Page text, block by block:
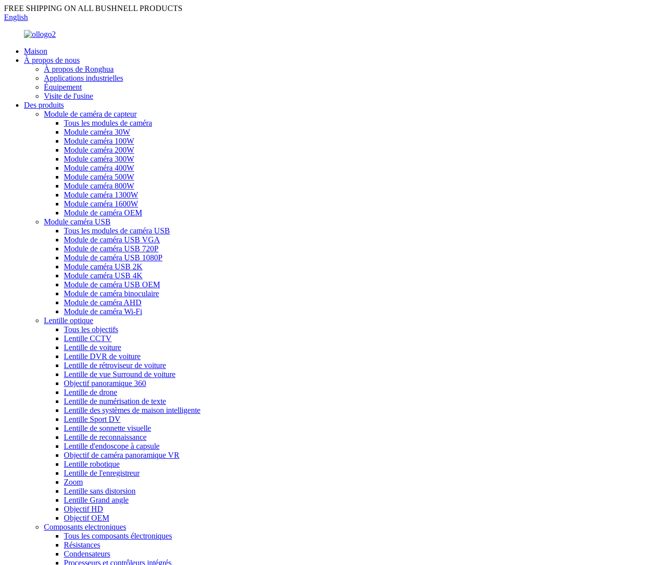
FREE SHIPPING ON ALL BUSHNELL PRODUCTS
English
Maison
À propos de nous
À propos de Ronghua
Applications industrielles
Équipement
Visite de l'usine
Des produits
Module de caméra de capteur
Tous les modules de caméra
Module caméra 30W
Module caméra 100W
Module caméra 200W
Module caméra 300W
Module caméra 400W
Module caméra 500W
Module caméra 800W
Module caméra 1300W
Module caméra 1600W
Module de caméra OEM
Module caméra USB
Tous les modules de caméra USB
Module de caméra USB VGA
Module de caméra USB 720P
Module de caméra USB 1080P
Module caméra USB 2K
Module caméra USB 4K
Module de caméra USB OEM
Module de caméra binoculaire
Module de caméra AHD
Module de caméra Wi-Fi
Lentille optique
Tous les objectifs
Lentille CCTV
Lentille de voiture
Lentille DVR de voiture
Lentille de rétroviseur de voiture
Lentille de vue Surround de voiture
Objectif panoramique 360
Lentille de drone
Lentille de numérisation de texte
Lentille des systèmes de maison intelligente
Lentille Sport DV
Lentille de sonnette visuelle
Lentille de reconnaissance
Lentille d'endoscope à capsule
Objectif de caméra panoramique VR
Lentille robotique
Lentille de l'enregistreur
Zoom
Lentille sans distorsion
Lentille Grand angle
Objectif HD
Objectif OEM
Composants electroniques
Tous les composants électroniques
Résistances
Condensateurs
Processeurs et contrôleurs intégrés